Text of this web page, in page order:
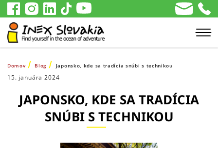
Domov Blog Japonsko, kde sa tradícia snúbi s technikou
15. januára 2024
JAPONSKO, KDE SA TRADÍCIA
SNÚBI S TECHNIKOU